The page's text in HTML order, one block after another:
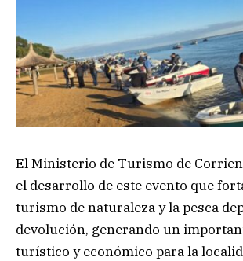
El Ministerio de Turismo de
el desarrollo de este evento que
turismo de naturaleza y la pesca
devolución, generando un
turístico y económico para la